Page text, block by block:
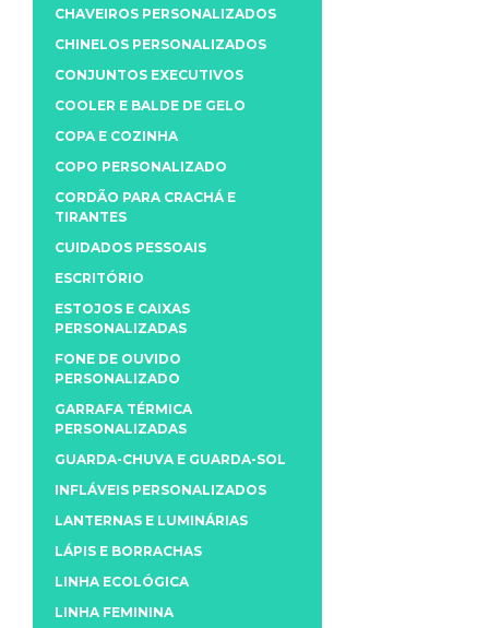
CHAVEIROS PERSONALIZADOS
CHINELOS PERSONALIZADOS
CONJUNTOS EXECUTIVOS
COOLER E BALDE DE GELO
COPA E COZINHA
COPO PERSONALIZADO
CORDÃO PARA CRACHÁ E
TIRANTES
CUIDADOS PESSOAIS
ESCRITÓRIO
ESTOJOS E CAIXAS
PERSONALIZADAS
FONE DE OUVIDO
PERSONALIZADO
GARRAFA TÉRMICA
PERSONALIZADAS
GUARDA-CHUVA E GUARDA-SOL
INFLÁVEIS PERSONALIZADOS
LANTERNAS E LUMINÁRIAS
LÁPIS E BORRACHAS
LINHA ECOLÓGICA
LINHA FEMININA